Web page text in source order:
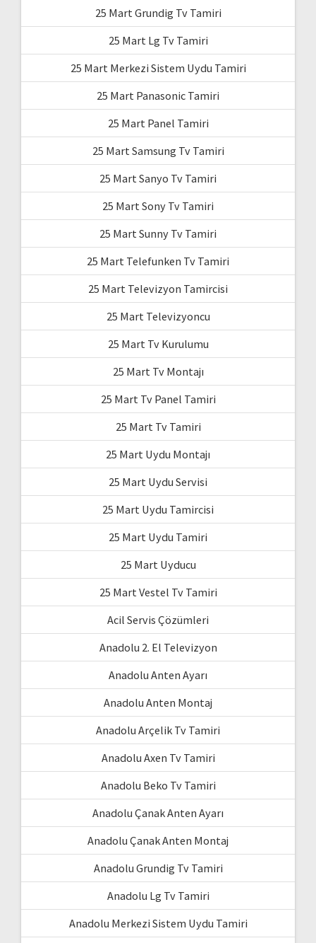
25 Mart Grundig Tv Tamiri
25 Mart Lg Tv Tamiri
25 Mart Merkezi Sistem Uydu Tamiri
25 Mart Panasonic Tamiri
25 Mart Panel Tamiri
25 Mart Samsung Tv Tamiri
25 Mart Sanyo Tv Tamiri
25 Mart Sony Tv Tamiri
25 Mart Sunny Tv Tamiri
25 Mart Telefunken Tv Tamiri
25 Mart Televizyon Tamircisi
25 Mart Televizyoncu
25 Mart Tv Kurulumu
25 Mart Tv Montajı
25 Mart Tv Panel Tamiri
25 Mart Tv Tamiri
25 Mart Uydu Montajı
25 Mart Uydu Servisi
25 Mart Uydu Tamircisi
25 Mart Uydu Tamiri
25 Mart Uyducu
25 Mart Vestel Tv Tamiri
Acil Servis Çözümleri
Anadolu 2. El Televizyon
Anadolu Anten Ayarı
Anadolu Anten Montaj
Anadolu Arçelik Tv Tamiri
Anadolu Axen Tv Tamiri
Anadolu Beko Tv Tamiri
Anadolu Çanak Anten Ayarı
Anadolu Çanak Anten Montaj
Anadolu Grundig Tv Tamiri
Anadolu Lg Tv Tamiri
Anadolu Merkezi Sistem Uydu Tamiri